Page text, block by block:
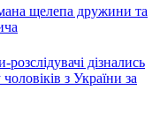
щелепа дружини та
дізнались
з України за